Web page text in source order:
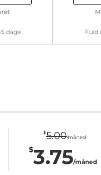
dage Fuld
$5.00/måned
$3.75/måned